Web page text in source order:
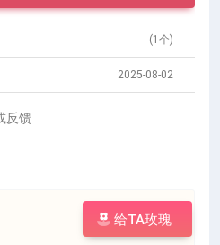
(1个)
2025-08-02
反馈
给TA玫瑰